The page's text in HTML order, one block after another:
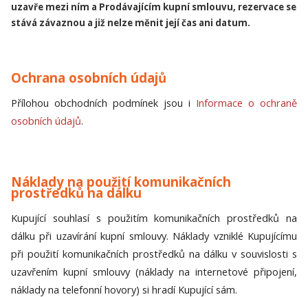
uzavře mezi ním a Prodávajícím kupní smlouvu, rezervace se
stává závaznou a již nelze měnit její čas ani datum.
Ochrana osobních údajů
Přílohou obchodních podmínek jsou i Informace o ochraně
osobních údajů.
Náklady na použití komunikačních
prostředků na dálku
Kupující souhlasí s použitím komunikačních prostředků na
dálku při uzavírání kupní smlouvy. Náklady vzniklé Kupujícímu
při použití komunikačních prostředků na dálku v souvislosti s
uzavřením kupní smlouvy (náklady na internetové připojení,
náklady na telefonní hovory) si hradí Kupující sám.